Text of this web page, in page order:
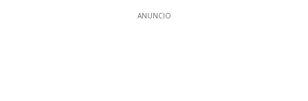
ANUNCIO